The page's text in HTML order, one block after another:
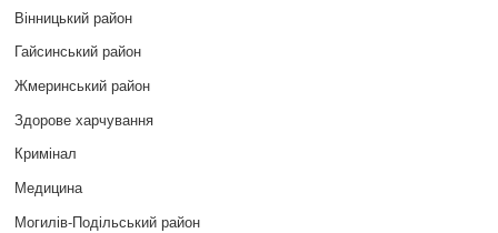
Вінницький район
Гайсинський район
Жмеринський район
Здорове харчування
Кримінал
Медицина
Могилів-Подільський район